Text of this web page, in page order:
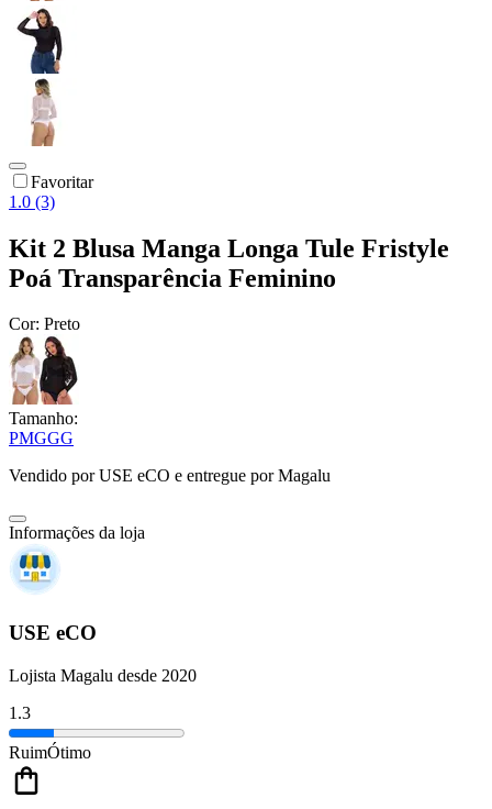
Favoritar
1.0 (3)
Kit 2 Blusa Manga Longa Tule Fristyle
Poá Transparência Feminino
Cor: Preto
Tamanho:
PMGGG
Vendido porUSE eCO e entregue por Magalu
Informações da loja
USE eCO
Lojista Magalu desde 2020
1.3
RuimÓtimo